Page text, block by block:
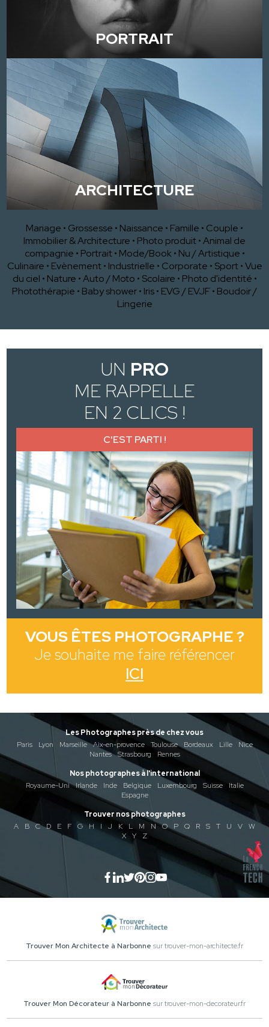
PORTRAIT
ARCHITECTURE
Mariage • Grossesse • Naissance • Famille • Couple •
Immobilier & Architecture • Photo produit•Animal de
compagnie • Portrait • Mode/Book • Nu / Artistique •
Culinaire • Evènement • Industrielle • Corporate • Sport •Vue
du ciel • Nature •Auto / Moto • Scolaire • Photo d'identité •
Photothérapie • Baby shower• Iris• EVG / EVJF• Boudoir /
Lingerie
UN PRO
ME RAPPELLE
EN 2 CLICS !
C'EST PARTI !
VOUS ÊTES PHOTOGRAPHE ?
Je souhaite me faire référencer
ICI
Les Photographes près de chez vous
Paris
Lyon Marseille Aix-en-provence Toulouse Bordeaux Lille
Nice
Nantes
Strasbourg
Rennes
Nos photographes à l'international
Royaume-Uni
Irlande Inde Belgique Luxembourg Suisse
Italie
Espagne
Trouver nos photographes
A
B C D E F G H I J K L M N O P Q R S T U V
W
X
Y Z
Trouver Mon Architecte à Narbonne sur trouver-mon-architecte.fr
Trouver Mon Décorateur à Narbonne sur trouver-mon-decorateur.fr